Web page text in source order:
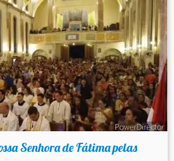
Senhora de Fátima pelas